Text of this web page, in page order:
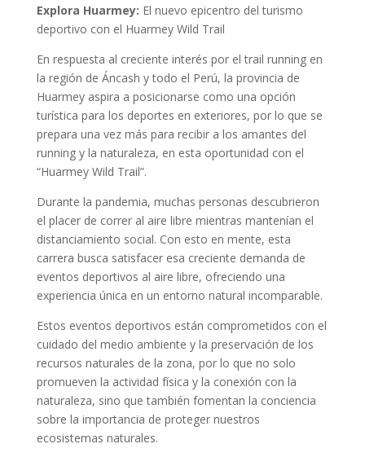
Explora Huarmey: El nuevo epicentro del turismo
deportivo con el Huarmey Wild Trail
En respuesta al creciente interés por el trail running en
la región de Áncash y todo el Perú, la provincia de
Huarmey aspira a posicionarse como una opción
turística para los deportes en exteriores, por lo que se
prepara una vez más para recibir a los amantes del
running y la naturaleza, en esta oportunidad con el
“Huarmey Wild Trail”.
Durante la pandemia, muchas personas descubrieron
el placer de correr al aire libre mientras mantenían el
distanciamiento social. Con esto en mente, esta
carrera busca satisfacer esa creciente demanda de
eventos deportivos al aire libre, ofreciendo una
experiencia única en un entorno natural incomparable.
Estos eventos deportivos están comprometidos con el
cuidado del medio ambiente y la preservación de los
recursos naturales de la zona, por lo que no solo
promueven la actividad física y la conexión con la
naturaleza, sino que también fomentan la conciencia
sobre la importancia de proteger nuestros
ecosistemas naturales.